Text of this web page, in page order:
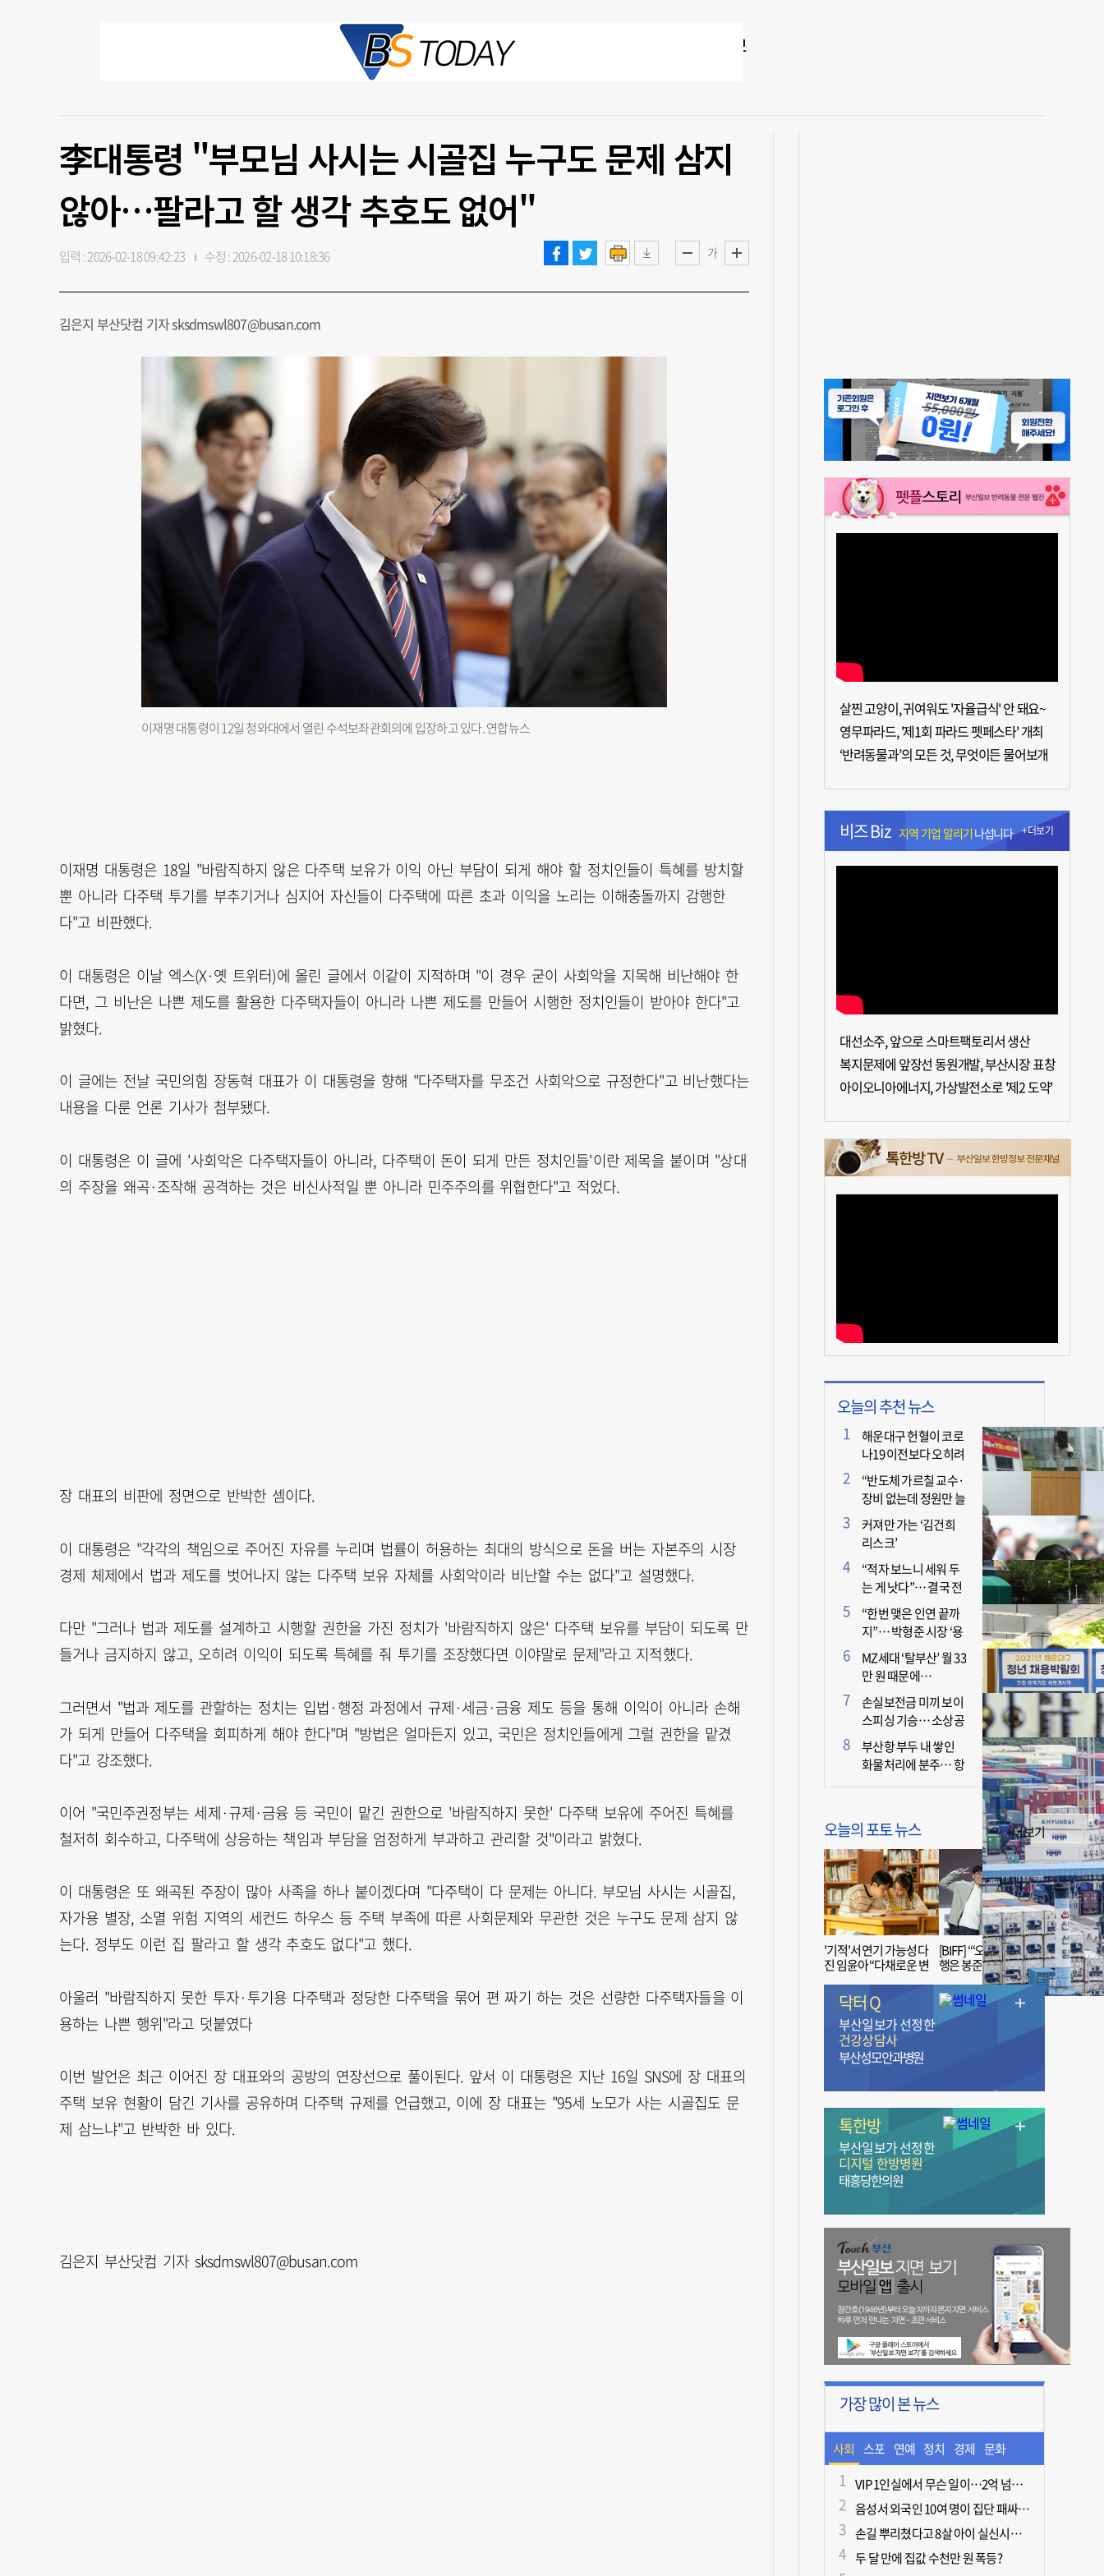
李대통령 "부모님 사시는 시골집 누구도 문제 삼지
않아…팔라고 할 생각 추호도 없어"
가
입력 : 2026-02-18 09:42:23 수정 : 2026-02-18 10:18:36
김은지 부산닷컴 기자 sksdmswl807@busan.com
이재명 대통령이 12일 청와대에서 열린 수석보좌관회의에 입장하고 있다. 연합뉴스
이재명 대통령은 18일 "바람직하지 않은 다주택 보유가 이익 아닌 부담이 되게 해야 할 정치인들이 특혜를 방치할
뿐 아니라 다주택 투기를 부추기거나 심지어 자신들이 다주택에 따른 초과 이익을 노리는 이해충돌까지 감행한
다"고 비판했다.
이 대통령은 이날 엑스(X·옛 트위터)에 올린 글에서 이같이 지적하며 "이 경우 굳이 사회악을 지목해 비난해야 한
다면, 그 비난은 나쁜 제도를 활용한 다주택자들이 아니라 나쁜 제도를 만들어 시행한 정치인들이 받아야 한다"고
밝혔다.
이 글에는 전날 국민의힘 장동혁 대표가 이 대통령을 향해 "다주택자를 무조건 사회악으로 규정한다"고 비난했다는
내용을 다룬 언론 기사가 첨부됐다.
이 대통령은 이 글에 '사회악은 다주택자들이 아니라, 다주택이 돈이 되게 만든 정치인들'이란 제목을 붙이며 "상대
의 주장을 왜곡·조작해 공격하는 것은 비신사적일 뿐 아니라 민주주의를 위협한다"고 적었다.
장 대표의 비판에 정면으로 반박한 셈이다.
이 대통령은 "각각의 책임으로 주어진 자유를 누리며 법률이 허용하는 최대의 방식으로 돈을 버는 자본주의 시장
경제 체제에서 법과 제도를 벗어나지 않는 다주택 보유 자체를 사회악이라 비난할 수는 없다"고 설명했다.
다만 "그러나 법과 제도를 설계하고 시행할 권한을 가진 정치가 '바람직하지 않은' 다주택 보유를 부담이 되도록 만
들거나 금지하지 않고, 오히려 이익이 되도록 특혜를 줘 투기를 조장했다면 이야말로 문제"라고 지적했다.
그러면서 "법과 제도를 관할하는 정치는 입법·행정 과정에서 규제·세금·금융 제도 등을 통해 이익이 아니라 손해
가 되게 만들어 다주택을 회피하게 해야 한다"며 "방법은 얼마든지 있고, 국민은 정치인들에게 그럴 권한을 맡겼
다"고 강조했다.
이어 "국민주권정부는 세제·규제·금융 등 국민이 맡긴 권한으로 '바람직하지 못한' 다주택 보유에 주어진 특혜를
철저히 회수하고, 다주택에 상응하는 책임과 부담을 엄정하게 부과하고 관리할 것"이라고 밝혔다.
이 대통령은 또 왜곡된 주장이 많아 사족을 하나 붙이겠다며 "다주택이 다 문제는 아니다. 부모님 사시는 시골집,
자가용 별장, 소멸 위험 지역의 세컨드 하우스 등 주택 부족에 따른 사회문제와 무관한 것은 누구도 문제 삼지 않
는다. 정부도 이런 집 팔라고 할 생각 추호도 없다"고 했다.
아울러 "바람직하지 못한 투자·투기용 다주택과 정당한 다주택을 묶어 편 짜기 하는 것은 선량한 다주택자들을 이
용하는 나쁜 행위"라고 덧붙였다
이번 발언은 최근 이어진 장 대표와의 공방의 연장선으로 풀이된다. 앞서 이 대통령은 지난 16일 SNS에 장 대표의
주택 보유 현황이 담긴 기사를 공유하며 다주택 규제를 언급했고, 이에 장 대표는 "95세 노모가 사는 시골집도 문
제 삼느냐"고 반박한 바 있다.
김은지 부산닷컴 기자 sksdmswl807@busan.com
살찐 고양이, 귀여워도 '자율급식' 안 돼요~
영무파라드, '제1회 파라드 펫페스타' 개최
‘반려동물과’의 모든 것, 무엇이든 물어보개
비즈 Biz 지역 기업 알리기 나섭니다 +더보기
대선소주, 앞으로 스마트팩토리서 생산
복지문제에 앞장선 동원개발, 부산시장 표창
아이오니아에너지, 가상발전소로 '제2 도약'
오늘의 추천 뉴스
해운대구 헌혈이 코로
나19 이전보다 오히려
더 늘어난 이유는?
“반도체 가르칠 교수·
장비 없는데 정원만 늘
리면 뭐 하나”
커져만 가는 ‘김건희
리스크’
“적자 보느니 세워 두
는 게 낫다”… 결국 전
면 휴업 선언한 택시회
사
“한번 맺은 인연 끝까
지”… 박형준 시장 ‘용
인술’ 주목
MZ세대 ‘탈부산’ 월 33
만 원 때문에…
손실보전금 미끼 보이
스피싱 기승… 소상공
인 두 번 운다
부산항 부두 내 쌓인
화물처리에 분주… 항
오늘의 포토 뉴스 +더보기
'기적'서 연기 가능성 다
진 임윤아 “다채로운 변
[BIFF] “‘오징어 게임’ 흥
행은 봉준호 감독 ‘1인
치 장벽’ 무너진 순간”
닥터 Q
부산일보가 선정한
건강상담사
부산성모안과병원
톡한방
부산일보가 선정한
디지털 한방병원
태흥당한의원
가장 많이 본 뉴스
사회 스포
츠
연예 정치 경제 문화
ㆍ라
이프
VIP 1인실에서 무슨 일이…2억 넘게 쓴 중독자·불법촬영한 의사
음성서 외국인 10여 명이 집단 패싸움하다 1명 사망
손길 뿌리쳤다고 8살 아이 실신시킨 50대, 집유
두 달 만에 집값 수천만 원 폭등?